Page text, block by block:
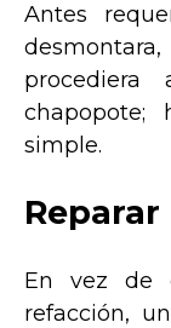
Antes
simple.
En vez de
refacción,